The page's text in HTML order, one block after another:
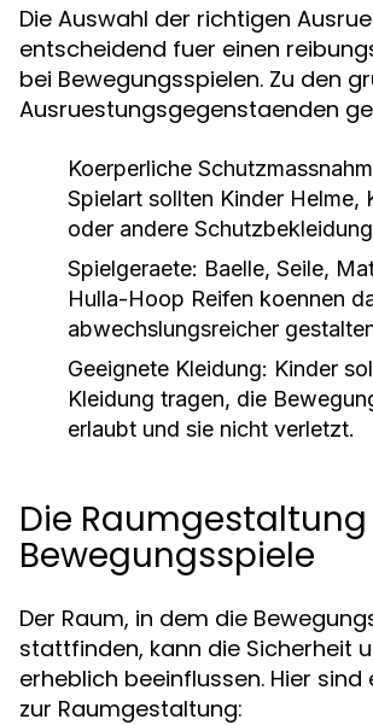
Die Auswahl der richtigen
entscheidend fuer einen
bei Bewegungsspielen. Zu den
Ausruestungsgegenstaenden
Koerperliche
Spielart sollten Kinder Helme,
oder andere
Spielgeraete: Baelle, Seile,
Hulla-Hoop Reifen koennen
abwechslungsreicher
Geeignete Kleidung: Kinder
Kleidung tragen, die
erlaubt und sie nicht verletzt.
Die
Bewegungsspiele
Der Raum, in dem die
stattfinden, kann die Sicherheit
erheblich beeinflussen. Hier sind
zur Raumgestaltung: